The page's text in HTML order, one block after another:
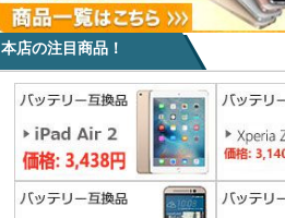
本店の注目商品！